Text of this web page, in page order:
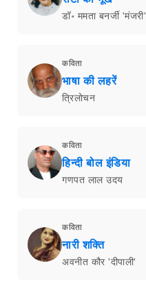
डॉ॰ ममता बनर्जी 'मंजरी'
कविता
भाषा की लहरें
त्रिलोचन
कविता
हिन्दी बोल इंडिया
गणपत लाल उदय
कविता
नारी शक्ति
अवनीत कौर 'दीपाली'